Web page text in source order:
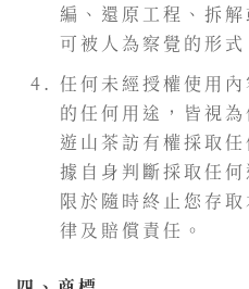
編、還原工程、拆
可被人為察覺的形式
任何未經授權使用
的任何用途，皆視
遊山茶訪有權採取
據自身判斷採取任
限於隨時終止您存
律及賠償責任。